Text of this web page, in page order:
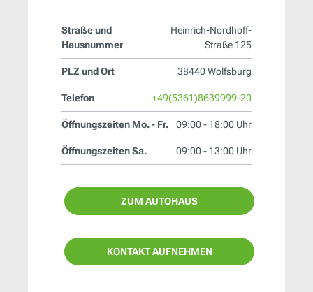
Straße und
Hausnummer
Heinrich-Nordhoff-
Straße 125
PLZ und Ort 38440 Wolfsburg
Telefon +49(5361)8639999-20
Öffnungszeiten Mo. - Fr. 09:00 - 18:00 Uhr
Öffnungszeiten Sa. 09:00 - 13:00 Uhr
ZUM AUTOHAUS
KONTAKT AUFNEHMEN